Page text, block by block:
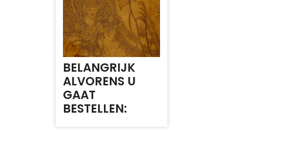
BELANGRIJK
ALVORENS U
GAAT
BESTELLEN: